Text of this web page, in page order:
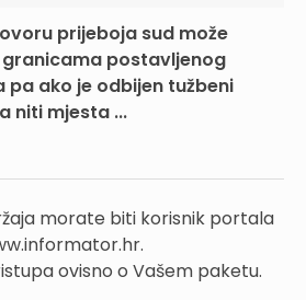
prijeboja sud može
postavljenog
pa ako je odbijen tužbeni
niti mjesta ...
morate biti korisnik portala
ovisno o Vašem paketu.